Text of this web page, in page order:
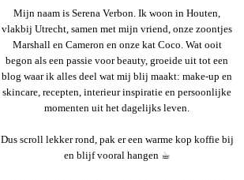
Mijn naam is Serena Verbon. Ik woon in Houten,
vlakbij Utrecht, samen met mijn vriend, onze zoontjes
Marshall en Cameron en onze kat Coco. Wat ooit
begon als een passie voor beauty, groeide uit tot een
blog waar ik alles deel wat mij blij maakt: make-up en
skincare, recepten, interieur inspiratie en persoonlijke
momenten uit het dagelijks leven.
Dus scroll lekker rond, pak er een warme kop koffie bij
en blijf vooral hangen ☕︎